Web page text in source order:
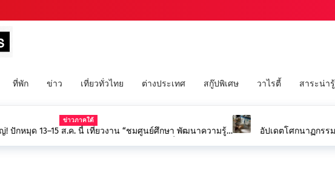
ที่พัก ข่าว เที่ยวทั่วไทย ต่างประเทศ สกู๊ปพิเศษ วาไรตี้ สาระน่ารู้
ข่าวภาคใต้
มุด 13–15 ส.ค. นี้ เที่ยวงาน “ชมศูนย์ศึกษา พัฒนาความรู้